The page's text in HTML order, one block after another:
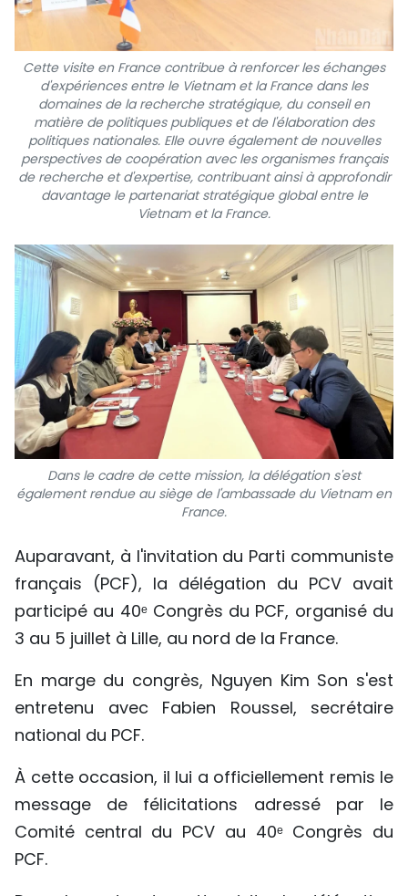
Cette visite en France contribue à renforcer les échanges
d'expériences entre le Vietnam et la France dans les
domaines de la recherche stratégique, du conseil en
matière de politiques publiques et de l'élaboration des
politiques nationales. Elle ouvre également de nouvelles
perspectives de coopération avec les organismes français
de recherche et d'expertise, contribuant ainsi à approfondir
davantage le partenariat stratégique global entre le
Vietnam et la France.
Dans le cadre de cette mission, la délégation s'est
également rendue au siège de l'ambassade du Vietnam en
France.
Auparavant, à l'invitation du Parti communiste
français (PCF), la délégation du PCV avait
participé au 40ᵉ Congrès du PCF, organisé du
3 au 5 juillet à Lille, au nord de la France.
En marge du congrès, Nguyen Kim Son s'est
entretenu avec Fabien Roussel, secrétaire
national du PCF.
À cette occasion, il lui a officiellement remis le
message de félicitations adressé par le
Comité central du PCV au 40ᵉ Congrès du
PCF.